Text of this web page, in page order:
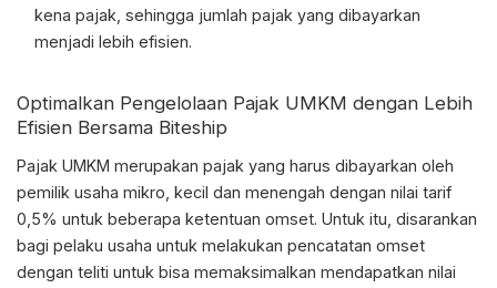
kena pajak, sehingga jumlah pajak yang dibayarkan
menjadi lebih efisien.
Optimalkan Pengelolaan Pajak UMKM dengan Lebih
Efisien Bersama Biteship
Pajak UMKM merupakan pajak yang harus dibayarkan oleh
pemilik usaha mikro, kecil dan menengah dengan nilai tarif
0,5% untuk beberapa ketentuan omset. Untuk itu, disarankan
bagi pelaku usaha untuk melakukan pencatatan omset
dengan teliti untuk bisa memaksimalkan mendapatkan nilai